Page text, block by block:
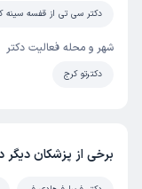
مهرداد
دکتر زهرا شکری تو
دکتر سی تی از قفسه سینه
شهر و محله فعالیت دکتر
دکترتو کرج
برخی از پزشکان دیگر